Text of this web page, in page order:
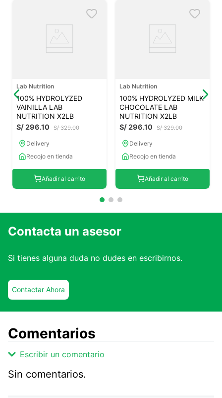
Lab Nutrition
100% HYDROLYZED
VAINILLA LAB
NUTRITION X2LB
S/ 329.00
S/296.10
Delivery
Recojo en tienda
Añadir al carrito
Lab Nutrition
100% HYDROLYZED MILK
CHOCOLATE LAB
NUTRITION X2LB
S/ 329.00
S/296.10
Delivery
Recojo en tienda
Añadir al carrito
Contacta un asesor
Si tienes alguna duda no dudes en escribirnos.
Contactar Ahora
Comentarios
Escribir un comentario
Sin comentarios.